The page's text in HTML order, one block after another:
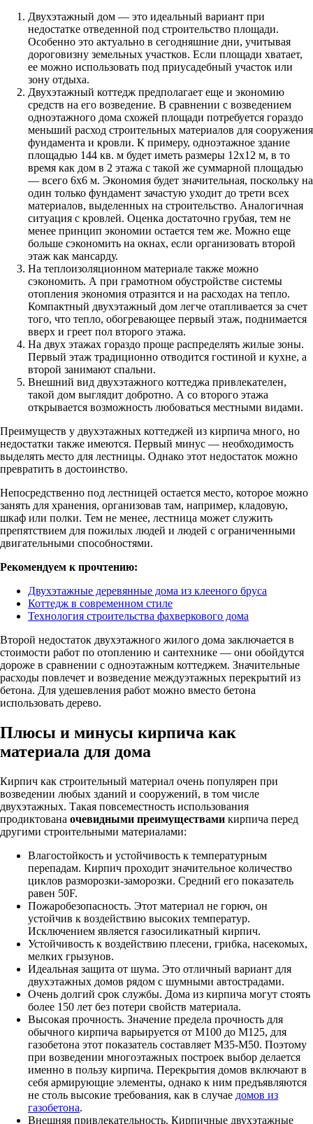
Двухэтажный дом — это идеальный вариант при
недостатке отведенной под строительство площади.
Особенно это актуально в сегодняшние дни, учитывая
дороговизну земельных участков. Если площади хватает,
ее можно использовать под приусадебный участок или
зону отдыха.
Двухэтажный коттедж предполагает еще и экономию
средств на его возведение. В сравнении с возведением
одноэтажного дома схожей площади потребуется гораздо
меньший расход строительных материалов для сооружения
фундамента и кровли. К примеру, одноэтажное здание
площадью 144 кв. м будет иметь размеры 12х12 м, в то
время как дом в 2 этажа с такой же суммарной площадью
— всего 6х6 м. Экономия будет значительная, поскольку на
один только фундамент зачастую уходит до трети всех
материалов, выделенных на строительство. Аналогичная
ситуация с кровлей. Оценка достаточно грубая, тем не
менее принцип экономии остается тем же. Можно еще
больше сэкономить на окнах, если организовать второй
этаж как мансарду.
На теплоизоляционном материале также можно
сэкономить. А при грамотном обустройстве системы
отопления экономия отразится и на расходах на тепло.
Компактный двухэтажный дом легче отапливается за счет
того, что тепло, обогревающее первый этаж, поднимается
вверх и греет пол второго этажа.
На двух этажах гораздо проще распределять жилые зоны.
Первый этаж традиционно отводится гостиной и кухне, а
второй занимают спальни.
Внешний вид двухэтажного коттеджа привлекателен,
такой дом выглядит добротно. А со второго этажа
открывается возможность любоваться местными видами.
Преимуществ у двухэтажных коттеджей из кирпича много, но
недостатки также имеются. Первый минус — необходимость
выделять место для лестницы. Однако этот недостаток можно
превратить в достоинство.
Непосредственно под лестницей остается место, которое можно
занять для хранения, организовав там, например, кладовую,
шкаф или полки. Тем не менее, лестница может служить
препятствием для пожилых людей и людей с ограниченными
двигательными способностями.
Рекомендуем к прочтению:
Двухэтажные деревянные дома из клееного бруса
Коттедж в современном стиле
Технология строительства фахверкового дома
Второй недостаток двухэтажного жилого дома заключается в
стоимости работ по отоплению и сантехнике — они обойдутся
дороже в сравнении с одноэтажным коттеджем. Значительные
расходы повлечет и возведение междуэтажных перекрытий из
бетона. Для удешевления работ можно вместо бетона
использовать дерево.
Плюсы и минусы кирпича как
материала для дома
Кирпич как строительный материал очень популярен при
возведении любых зданий и сооружений, в том числе
двухэтажных. Такая повсеместность использования
продиктована очевидными преимуществами кирпича перед
другими строительными материалами:
Влагостойкость и устойчивость к температурным
перепадам. Кирпич проходит значительное количество
циклов разморозки-заморозки. Средний его показатель
равен 50F.
Пожаробезопасность. Этот материал не горюч, он
устойчив к воздействию высоких температур.
Исключением является газосиликатный кирпич.
Устойчивость к воздействию плесени, грибка, насекомых,
мелких грызунов.
Идеальная защита от шума. Это отличный вариант для
двухэтажных домов рядом с шумными автострадами.
Очень долгий срок службы. Дома из кирпича могут стоять
более 150 лет без потери свойств материала.
Высокая прочность. Значение предела прочность для
обычного кирпича варьируется от М100 до М125, для
газобетона этот показатель составляет М35-М50. Поэтому
при возведении многоэтажных построек выбор делается
именно в пользу кирпича. Перекрытия домов включают в
себя армирующие элементы, однако к ним предъявляются
не столь высокие требования, как в случае домов из
газобетона.
Внешняя привлекательность. Кирпичные двухэтажные